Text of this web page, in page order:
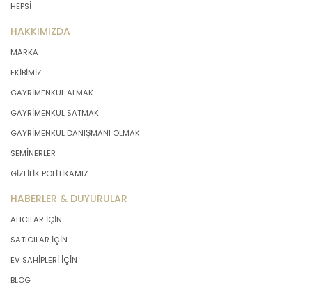
HEPSİ
HAKKIMIZDA
MARKA
EKİBİMİZ
GAYRİMENKUL ALMAK
GAYRİMENKUL SATMAK
GAYRİMENKUL DANIŞMANI OLMAK
SEMİNERLER
GİZLİLİK POLİTİKAMIZ
HABERLER & DUYURULAR
ALICILAR İÇİN
SATICILAR İÇİN
EV SAHİPLERİ İÇİN
BLOG